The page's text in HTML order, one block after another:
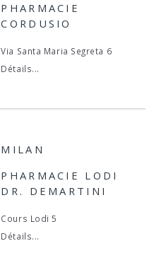
PHARMACIE
CORDUSIO
Via Santa Maria Segreta 6
Détails...
MILAN
PHARMACIE LODI
DR. DEMARTINI
Cours Lodi 5
Détails...